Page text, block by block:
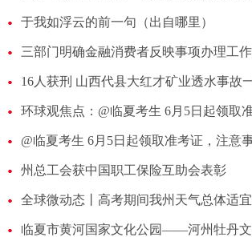
于我如浮云的前一句（出自哪里）
州总工会获中国职工保险互助会表彰
全球微动态丨高考期间我州天气总体适宜